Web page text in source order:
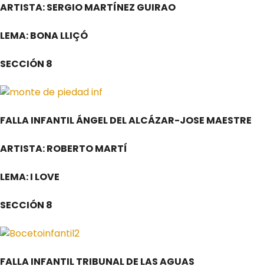
ARTISTA: SERGIO MARTÍNEZ GUIRAO
LEMA: BONA LLIÇÓ
SECCIÓN 8
FALLA INFANTIL ÁNGEL DEL ALCÁZAR-JOSE MAESTRE
ARTISTA: ROBERTO MARTÍ
LEMA: I LOVE
SECCIÓN 8
FALLA INFANTIL TRIBUNAL DE LAS AGUAS